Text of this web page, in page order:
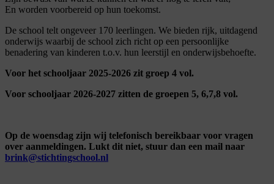
En worden voorbereid op hun toekomst.
De school telt ongeveer 170 leerlingen. We bieden rijk, uitdagend
onderwijs waarbij de school zich richt op een persoonlijke
benadering van kinderen t.o.v. hun leerstijl en onderwijsbehoefte.
Voor het schooljaar 2025-2026 zit groep 4 vol.
Voor schooljaar 2026-2027 zitten de groepen 5, 6,7,8 vol.
Op de woensdag zijn wij telefonisch bereikbaar voor vragen
over aanmeldingen. Lukt dit niet, stuur dan een mail naar
brink@stichtingschool.nl